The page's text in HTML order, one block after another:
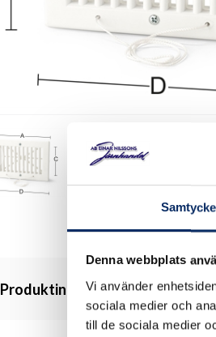
Samtycke
Denna webbplats
Vi använder
sociala medier och
till de sociala medier
Produktinformation